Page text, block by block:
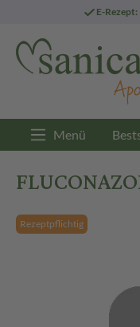
E-Rezept:
Menü
Rezeptpflichtig